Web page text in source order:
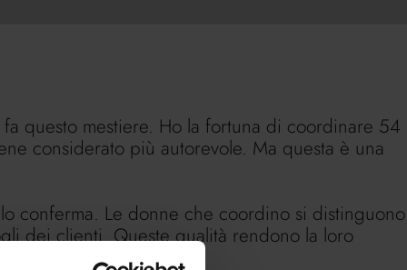
questo mestiere. Ho la fortuna di coordinare 54
considerato più autorevole. Ma questa è una
conferma. Le donne che coordino si distinguono
dei clienti. Queste qualità rendono la loro